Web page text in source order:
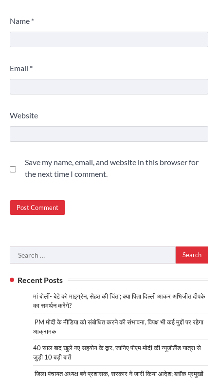
Name *
Email *
Website
Save my name, email, and website in this browser for
the next time I comment.
Search
for:
Recent Posts
मां बोलीं- बेटे को माइग्रेन, सेहत की चिंता; क्या पिता दिल्ली आकर अभिजीत दीपके
का समर्थन करेंगे?
PM मोदी के मीडिया को संबोधित करने की संभावना, विपक्ष भी कई मुद्दों पर रहेगा
आक्रामक
40 साल बाद खुले नए सहयोग के द्वार, जानिए पीएम मोदी की न्यूजीलैंड यात्रा से
जुड़ी 10 बड़ी बातें
जिला पंचायत अध्यक्ष बने प्रशासक, सरकार ने जारी किया आदेश; ब्लॉक प्रमुखों